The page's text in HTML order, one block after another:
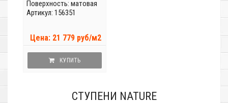
Поверхность: матовая
Артикул: 156351
Цена: 21 779 руб/м2
КУПИТЬ
СТУПЕНИ NATURE